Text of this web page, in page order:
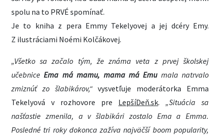
spolu na to PRVÉ spomínať.
Je to kniha z pera Emmy Tekelyovej a jej dcéry Emy.
Z ilustráciami Noémi Kolčákovej.
„Všetko sa začalo tým, že známa veta z prvej školskej
učebniceEma má mamu, mama má Emu mala natrvalo
zmiznúť zo šlabikárov,“vysvetľuje moderátorka Emma
Tekelyová v rozhovore pre LepšíDeň.sk. „Situácia sa
našťastie zmenila, a v šlabikári zostalo Ema a Emma.
Posledné tri roky dokonca zažíva najväčší boom popularity,